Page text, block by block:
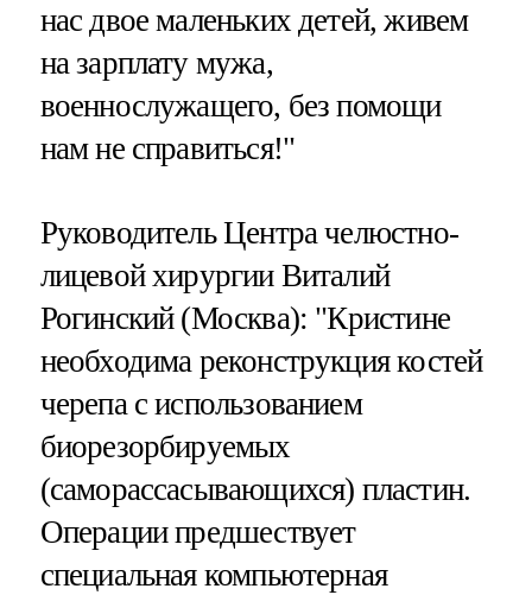
нас двое маленьких детей, живем
на зарплату мужа,
военнослужащего, без помощи
нам не справиться!"
Руководитель Центра челюстно-
лицевой хирургии Виталий
Рогинский (Москва): "Кристине
необходима реконструкция костей
черепа с использованием
биорезорбируемых
(саморассасывающихся) пластин.
Операции предшествует
специальная компьютерная